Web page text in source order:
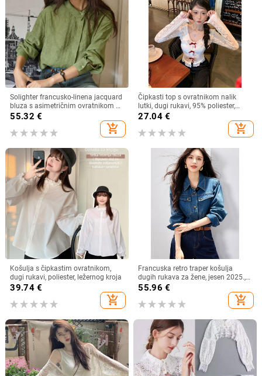
Solighter francusko-linena jacquard
bluza s asimetričnim ovratnikom za
žene, dugi rukavi, proljeće 2026
55.32 €
add_shopping_cart
Čipkasti top s ovratnikom nalik
lutki, dugi rukavi, 95% poliester,
kardigan stil, gradski stil
27.04€
add_shopping_cart
Košulja s čipkastim ovratnikom,
dugi rukavi, poliester, ležernog kroja
39.74€
add_shopping_cart
Francuska retro traper košulja
dugih rukava za žene, jesen 2025.,
nova ležerna, elegantna, svestrana,
55.96 €
add_shopping_cart